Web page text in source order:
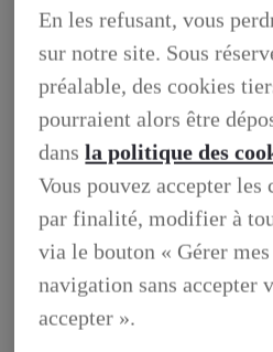
BUSINESS
DECOUVREZ NOS
PROFESSIONNELS
BUSINESS, DECOUVREZ
AUX PROFESSIONNELS
VOTRE LEXUS
ENTRETIEN &
Entretien du
En les refusant, vous
sur notre site. Sous
préalable, des cookies
pourraient alors être
dansla politique des
Vous pouvez accepter
par finalité, modifier à
via le bouton « Gérer
navigation sans accepter
accepter ».